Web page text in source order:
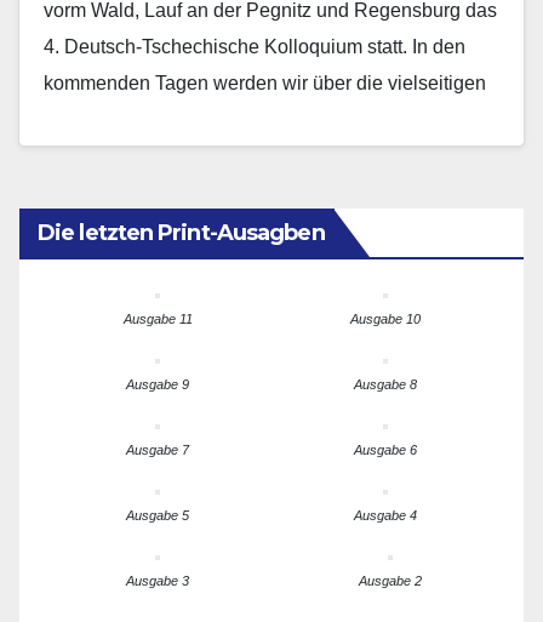
vorm Wald, Lauf an der Pegnitz und Regensburg das
4. Deutsch-Tschechische Kolloquium statt. In den
kommenden Tagen werden wir über die vielseitigen
Die letzten Print-Ausagben
Ausgabe 11 Ausgabe 10
Ausgabe 9 Ausgabe 8
Ausgabe 7 Ausgabe 6
Ausgabe 5 Ausgabe 4
Ausgabe 3 Ausgabe 2